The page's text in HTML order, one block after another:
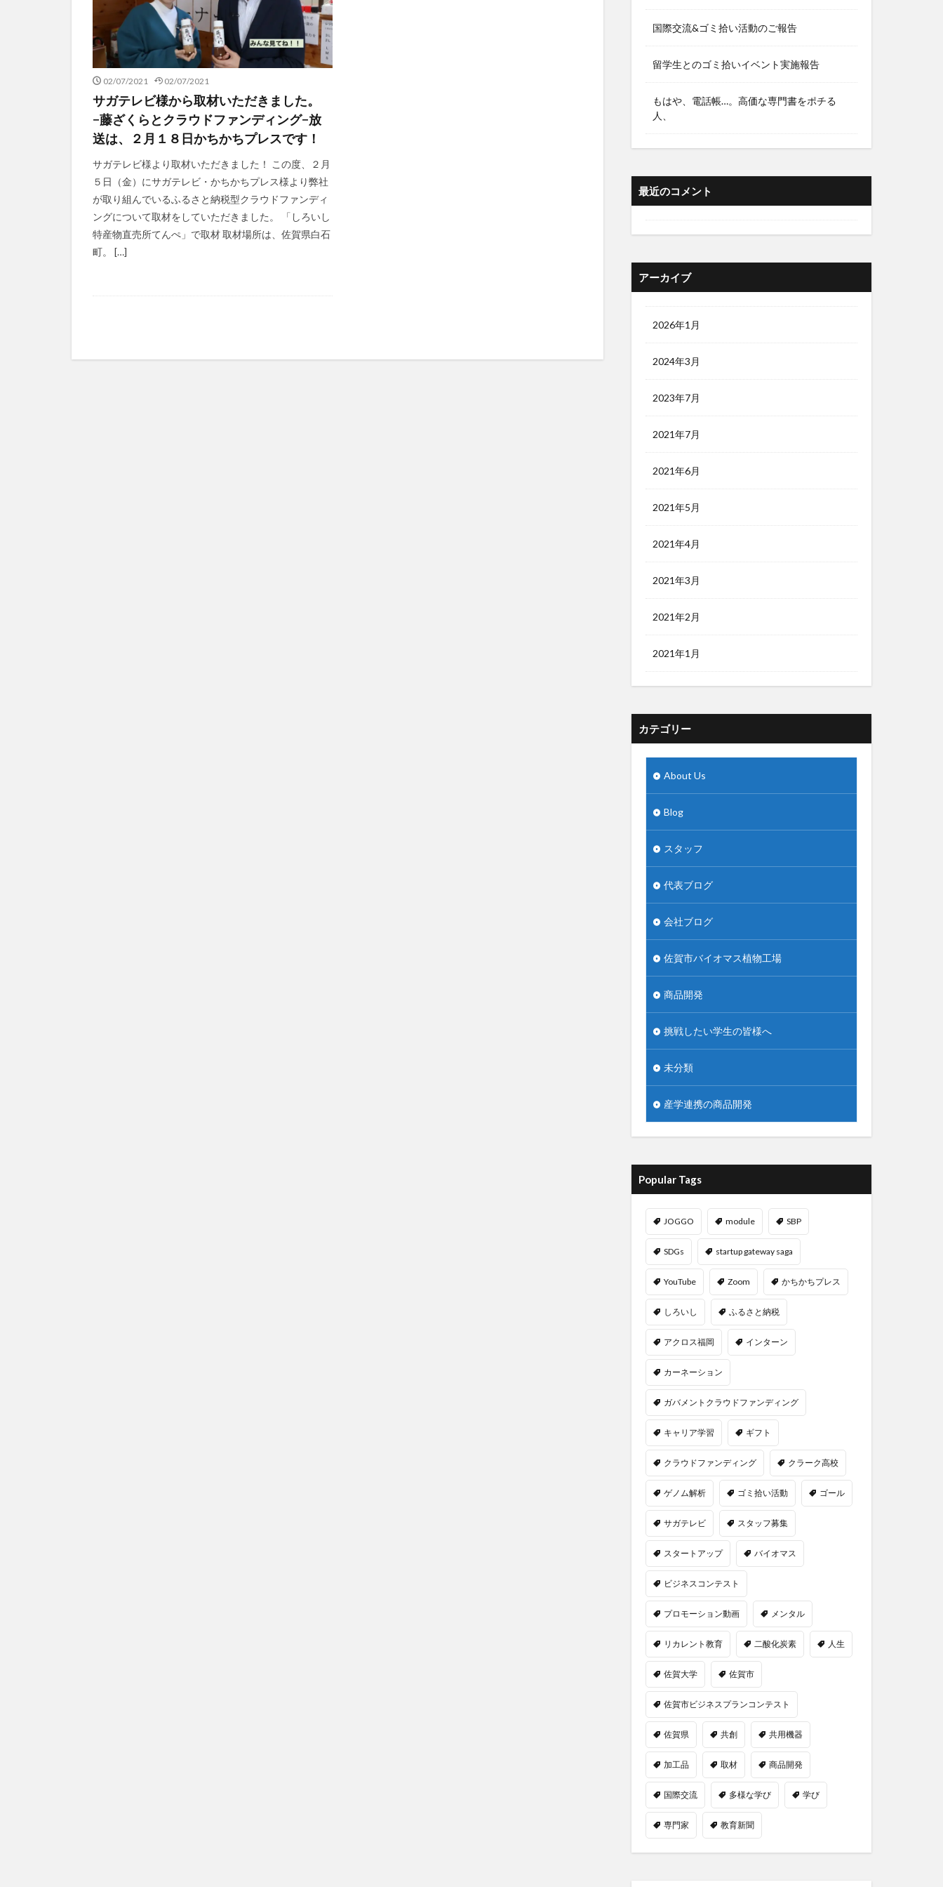
02/07/2021 02/07/2021
サガテレビ様から取材いただきました。
−藤ざくらとクラウドファンディング−放
送は、２月１８日かちかちプレスです！
サガテレビ様より取材いただきました！ この度、２月
５日（金）にサガテレビ・かちかちプレス様より弊社
が取り組んでいるふるさと納税型クラウドファンディ
ングについて取材をしていただきました。 「しろいし
特産物直売所てんぺ」で取材 取材場所は、佐賀県白石
町。 […]
国際交流&ゴミ拾い活動のご報告
留学生とのゴミ拾いイベント実施報告
もはや、電話帳…。高価な専門書をポチる
人、
最近のコメント
アーカイブ
2026年1月
2024年3月
2023年7月
2021年7月
2021年6月
2021年5月
2021年4月
2021年3月
2021年2月
2021年1月
カテゴリー
About Us
Blog
スタッフ
代表ブログ
会社ブログ
佐賀市バイオマス植物工場
商品開発
挑戦したい学生の皆様へ
未分類
産学連携の商品開発
Popular Tags
JOGGO module SBP
SDGs startup gateway saga
YouTube Zoom かちかちプレス
しろいし ふるさと納税
アクロス福岡 インターン
カーネーション
ガバメントクラウドファンディング
キャリア学習 ギフト
クラウドファンディング クラーク高校
ゲノム解析 ゴミ拾い活動 ゴール
サガテレビ スタッフ募集
スタートアップ バイオマス
ビジネスコンテスト
プロモーション動画 メンタル
リカレント教育 二酸化炭素 人生
佐賀大学 佐賀市
佐賀市ビジネスプランコンテスト
佐賀県 共創 共用機器
加工品 取材 商品開発
国際交流 多様な学び 学び
専門家 教育新聞